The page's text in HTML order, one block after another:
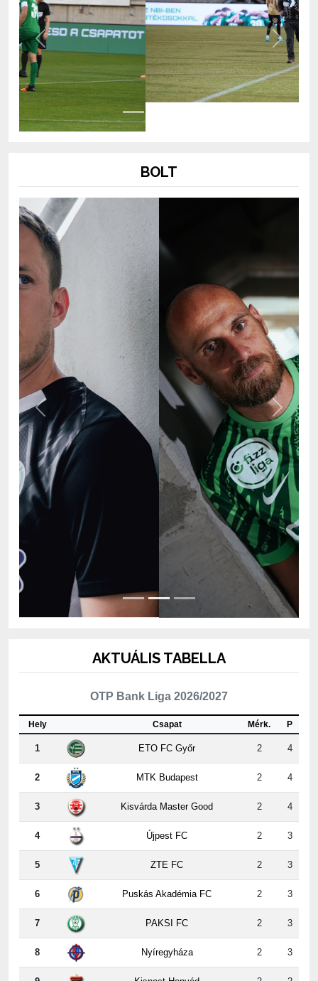
Previous Next
Previous Next
OTP Bank Liga 2026/2027
Csapat
1 ETO FC Győr 2 4
2 MTK Budapest 2 4
3 Kisvárda Master Good 2 4
4 Újpest FC 2 3
5 ZTE FC 2 3
6 Puskás Akadémia FC 2 3
7 PAKSI FC 2 3
8 Nyíregyháza 2 3
9 Kispest-Honvéd 2 2